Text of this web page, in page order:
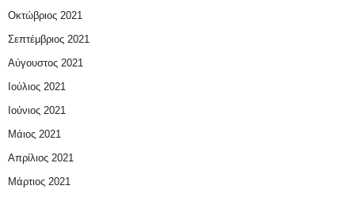
Οκτώβριος 2021
Σεπτέμβριος 2021
Αύγουστος 2021
Ιούλιος 2021
Ιούνιος 2021
Μάιος 2021
Απρίλιος 2021
Μάρτιος 2021